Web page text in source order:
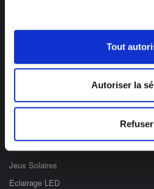
Tout
Autoriser la
Refuser
de 8h à 12h et de 14h à 17h
Catégories
Décoration Solaire
Jeux Solaires
Eclairage LED